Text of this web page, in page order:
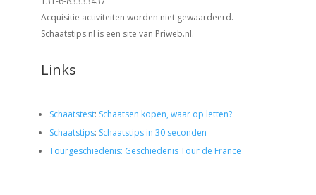
Acquisitie activiteiten worden niet gewaardeerd.
Schaatstips.nl is een site van Priweb.nl.
Links
Schaatstest: Schaatsen kopen, waar op letten?
Schaatstips: Schaatstips in 30 seconden
Tourgeschiedenis: Geschiedenis Tour de France